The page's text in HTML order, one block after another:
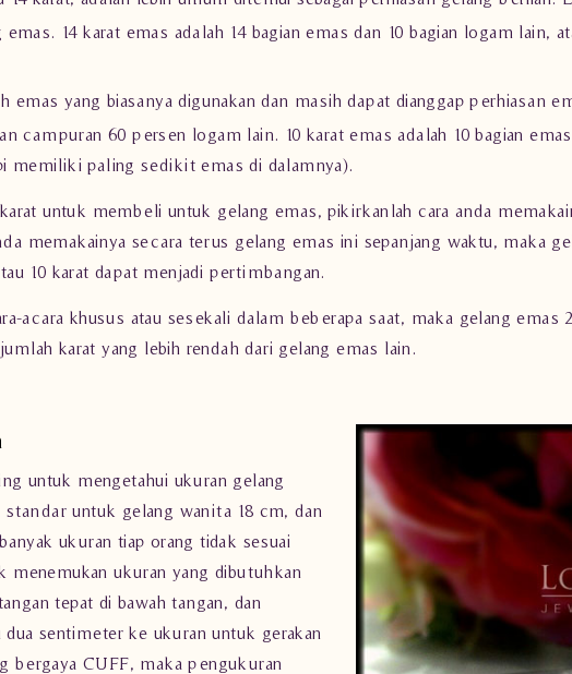
14 karat emas adalah 14 bagian emas dan 10 bagian logam lain,
emas yang biasanya digunakan dan masih dapat dianggap perhiasan
campuran 60 persen logam lain. 10 karat emas adalah 10 bagian
memiliki paling sedikit emas di dalamnya).
untuk membeli untuk gelang emas, pikirkanlah cara anda
memakainya secara terus gelang emas ini sepanjang waktu, maka
10 karat dapat menjadi pertimbangan.
acara khusus atau sesekali dalam beberapa saat, maka gelang
karat yang lebih rendah dari gelang emas lain.
untuk mengetahui ukuran gelang
untuk gelang wanita 18 cm, dan
ukuran tiap orang tidak sesuai
menemukan ukuran yang dibutuhkan
tepat di bawah tangan, dan
sentimeter ke ukuran untuk gerakan
bergaya CUFF, maka pengukuran